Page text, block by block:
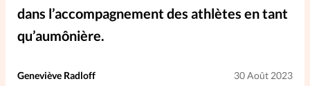
Lifestyle
Littérature
PersonnElles
dans l’accompagnement des athlètes en tant
qu’aumônière.
Geneviève Radloff 30 Août 2023